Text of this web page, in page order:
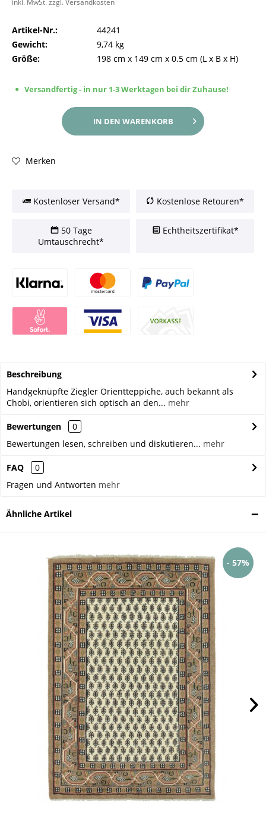
inkl. MwSt.zzgl. Versandkosten
Artikel-Nr.:
44241
Gewicht:
9,74 kg
Größe:
198 cm x 149 cm x 0.5 cm (L x B x H)
Versandfertig - in nur 1-3 Werktagen bei dir Zuhause!
IN DEN WARENKORB
Merken
Kostenloser Versand* Kostenlose Retouren*
50 Tage
Umtauschrecht*
Echtheitszertifikat*
Beschreibung
Handgeknüpfte Ziegler Orientteppiche, auch bekannt als
Chobi, orientieren sich optisch an den... mehr
Bewertungen
0
Bewertungen lesen, schreiben und diskutieren... mehr
FAQ
0
Fragen und Antworten mehr
Ähnliche Artikel
- 57%